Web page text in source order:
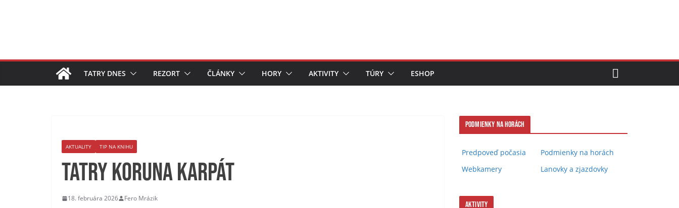
TATRY DNES REZORT ČLÁNKY HORY AKTIVITY TÚRY ESHOP
AKTUALITY TIP NA KNIHU
TATRY KORUNA KARPÁT
18. februára 2026 Fero Mrázik
Podmienky na horách
Predpoveď počasia
Webkamery
Podmienky na horách
Lanovky a zjazdovky
Aktivity